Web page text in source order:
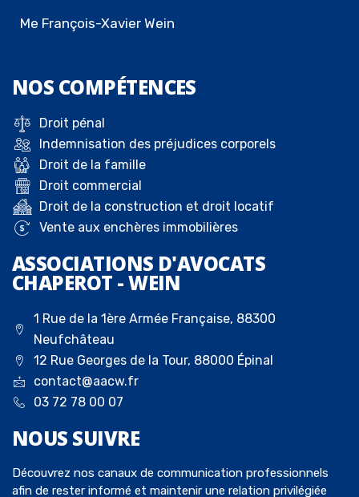
Me François-Xavier Wein
NOS COMPÉTENCES
Droit pénal
Indemnisation des préjudices corporels
Droit de la famille
Droit commercial
Droit de la construction et droit locatif
Vente aux enchères immobilières
ASSOCIATIONS D'AVOCATS
CHAPEROT - WEIN
1 Rue de la 1ère Armée Française, 88300
Neufchâteau
12 Rue Georges de la Tour, 88000 Épinal
contact@aacw.fr
03 72 78 00 07
NOUS SUIVRE
Découvrez nos canaux de communication professionnels
afin de rester informé et maintenir une relation privilégiée